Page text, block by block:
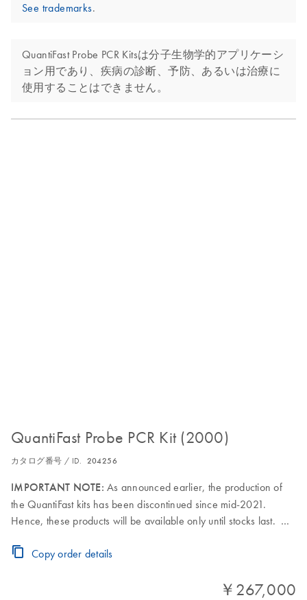
See trademarks.
QuantiFast Probe PCR Kitsは分子生物学的アプリケーシ
ョン用であり、疾病の診断、予防、あるいは治療に
使用することはできません。
QuantiFast Probe PCR Kit (2000)
カタログ番号 / ID. 204256
IMPORTANT NOTE: As announced earlier, the production of
the QuantiFast kits has been discontinued since mid-2021.
Hence, these products will be available only until stocks last.
Master Mix (contains ROX dye), 20 ml RNase-Free Water
Copy order details
￥267,000